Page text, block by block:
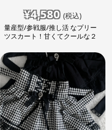
¥4,580 (税込)
量産型/参戦服/推し活 なプリー
ツスカート！甘くてクールな２